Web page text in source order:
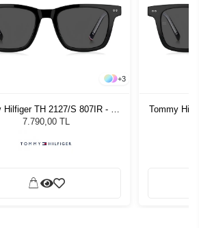
+3
Hilfiger TH 2127/S 807IR - 51
Unisex Güneş Gözlüğü
7.790,00 TL
Tommy